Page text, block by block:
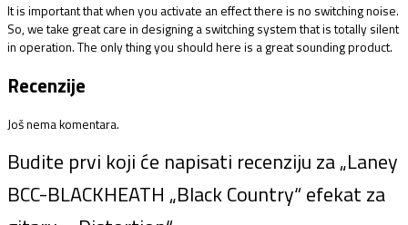
It is important that when you activate an effect there is no switching noise.
So, we take great care in designing a switching system that is totally silent
in operation. The only thing you should here is a great sounding product.
Recenzije
Još nema komentara.
Budite prvi koji će napisati recenziju za „Laney
BCC-BLACKHEATH „Black Country“ efekat za